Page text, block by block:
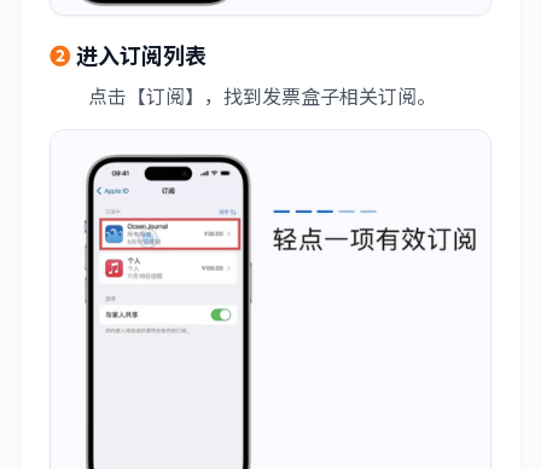
❷进入订阅列表
点击【订阅】，找到发票盒子相关订阅。